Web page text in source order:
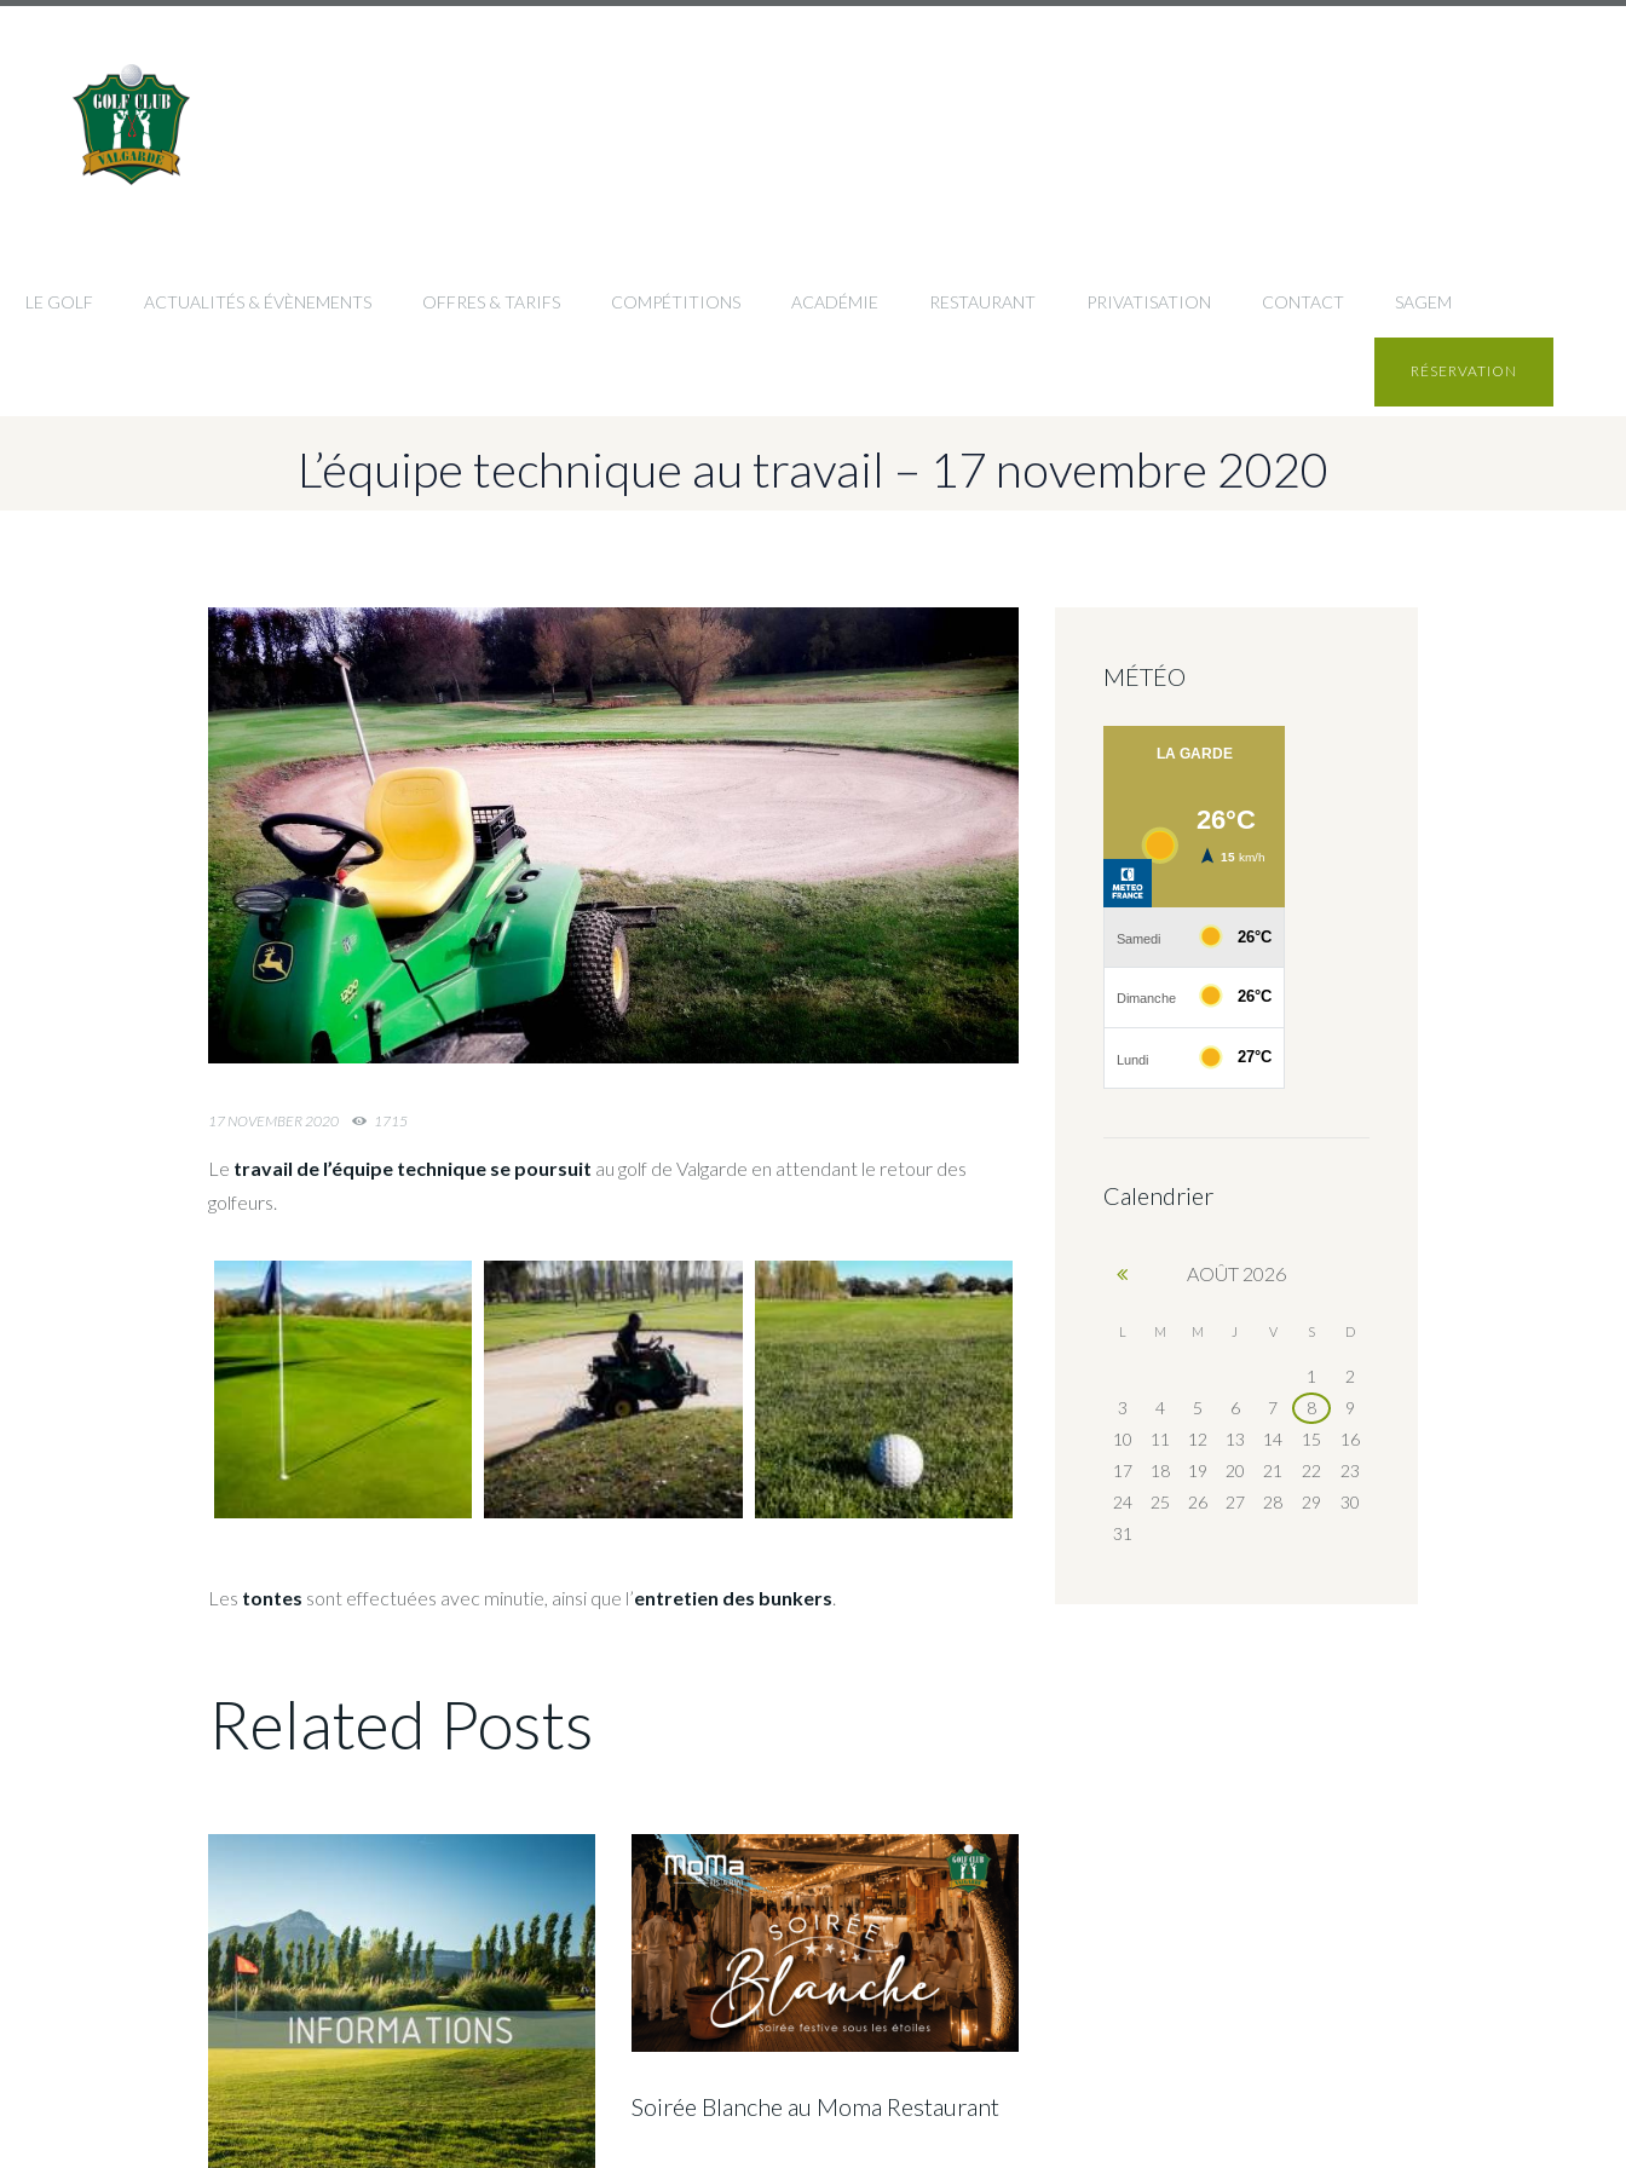
LE GOLF ACTUALITÉS & ÉVÈNEMENTS OFFRES & TARIFS COMPÉTITIONS ACADÉMIE RESTAURANT PRIVATISATION CONTACT SAGEM
RÉSERVATION
L’équipe technique au travail – 17 novembre 2020
17 NOVEMBER 2020 1715
Le travail de l’équipe technique se poursuit au golf de Valgarde en attendant le retour des
golfeurs.
Les tontes sont effectuées avec minutie, ainsi que l’entretien des bunkers.
Related Posts
Soirée Blanche au Moma Restaurant
MÉTÉO
Calendrier
AOÛT 2026
L M M J V S D
1
2
3
4 5 6 7 8
9
10
11 12 13 14 15
16
17
18 19 20 21 22
23
24
25 26 27 28 29
30
31